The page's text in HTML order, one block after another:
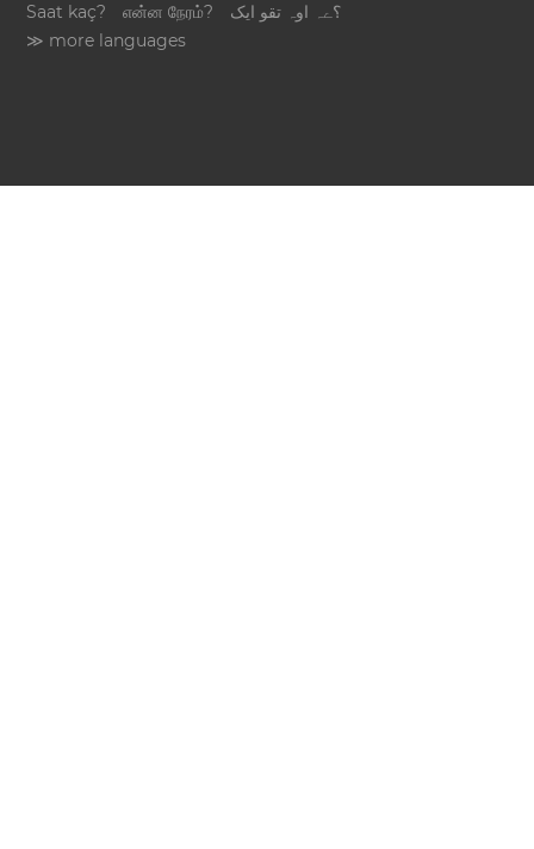
Saat kaç?
என்ன நேரம்?
؟ےہ اوہ تقو ایک
≫ more languages